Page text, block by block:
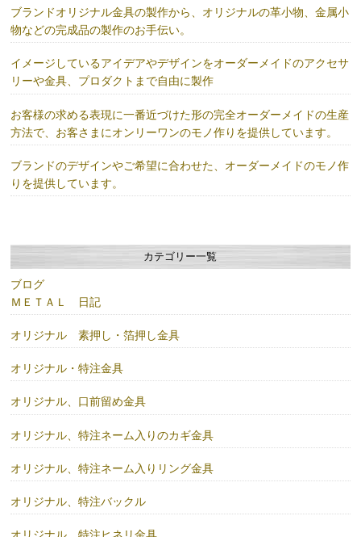
ブランドオリジナル金具の製作から、オリジナルの革小物、金属小
物などの完成品の製作のお手伝い。
イメージしているアイデアやデザインをオーダーメイドのアクセサ
リーや金具、プロダクトまで自由に製作
お客様の求める表現に一番近づけた形の完全オーダーメイドの生産
方法で、お客さまにオンリーワンのモノ作りを提供しています。
ブランドのデザインやご希望に合わせた、オーダーメイドのモノ作
りを提供しています。
カテゴリー一覧
ブログ
ＭＥＴＡＬ 日記
オリジナル 素押し・箔押し金具
オリジナル・特注金具
オリジナル、口前留め金具
オリジナル、特注ネーム入りのカギ金具
オリジナル、特注ネーム入りリング金具
オリジナル、特注バックル